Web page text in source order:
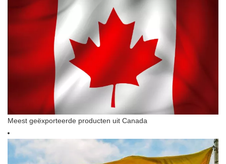
Meest geëxporteerde producten uit Canada